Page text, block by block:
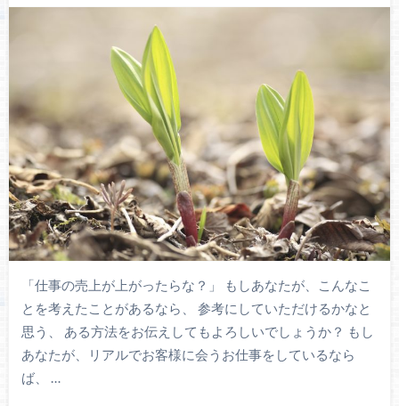
「仕事の売上が上がったらな？」 もしあなたが、こんなこ
とを考えたことがあるなら、 参考にしていただけるかなと
思う、 ある方法をお伝えしてもよろしいでしょうか？ もし
あなたが、リアルでお客様に会うお仕事をしているなら
ば、 …